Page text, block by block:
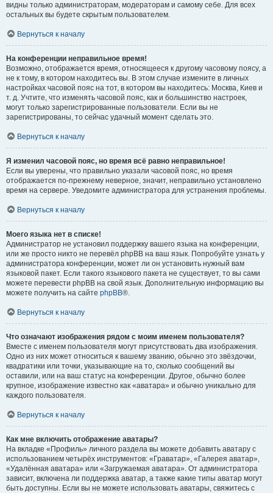
видны только администраторам, модераторам и самому себе. Для всех
остальных вы будете скрытым пользователем.
Вернуться к началу
На конференции неправильное время!
Возможно, отображается время, относящееся к другому часовому поясу, а
не к тому, в котором находитесь вы. В этом случае измените в личных
настройках часовой пояс на тот, в котором вы находитесь: Москва, Киев и
т. д. Учтите, что изменять часовой пояс, как и большинство настроек,
могут только зарегистрированные пользователи. Если вы не
зарегистрированы, то сейчас удачный момент сделать это.
Вернуться к началу
Я изменил часовой пояс, но время всё равно неправильное!
Если вы уверены, что правильно указали часовой пояс, но время
отображается по-прежнему неверное, значит, неправильно установлено
время на сервере. Уведомите администратора для устранения проблемы.
Вернуться к началу
Моего языка нет в списке!
Администратор не установил поддержку вашего языка на конференции,
или же просто никто не перевёл phpBB на ваш язык. Попробуйте узнать у
администратора конференции, может ли он установить нужный вам
языковой пакет. Если такого языкового пакета не существует, то вы сами
можете перевести phpBB на свой язык. Дополнительную информацию вы
можете получить на сайте phpBB®.
Вернуться к началу
Что означают изображения рядом с моим именем пользователя?
Вместе с именем пользователя могут присутствовать два изображения.
Одно из них может относиться к вашему званию, обычно это звёздочки,
квадратики или точки, указывающие на то, сколько сообщений вы
оставили, или на ваш статус на конференции. Другое, обычно более
крупное, изображение известно как «аватара» и обычно уникально для
каждого пользователя.
Вернуться к началу
Как мне включить отображение аватары?
На вкладке «Профиль» личного раздела вы можете добавить аватару с
использованием четырёх инструментов: «Граватар», «Галерея аватар»,
«Удалённая аватара» или «Загружаемая аватара». От администратора
зависит, включена ли поддержка аватар, а также какие типы аватар могут
быть доступны. Если вы не можете использовать аватары, свяжитесь с